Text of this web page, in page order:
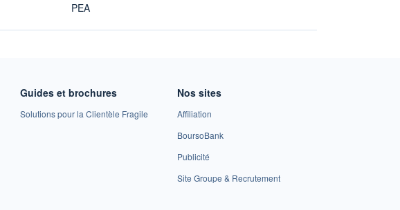
PEA
Guides et brochures
Solutions pour la Clientèle Fragile
Nos sites
Affiliation
BoursoBank
Publicité
Site Groupe & Recrutement